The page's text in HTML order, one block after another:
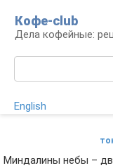
контенту
Кофе-club
Дела кофейные:
English
Миндалины небы –